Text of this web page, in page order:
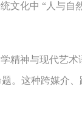
文化中 “人与自
神与现代艺术
。这种跨媒介